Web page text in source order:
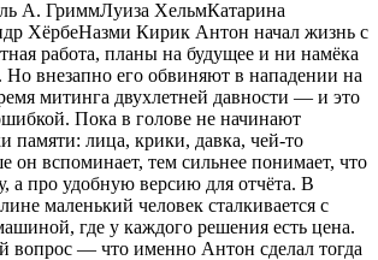
А. ГриммЛуиза ХельмКатарина
ХёрбеНазми Кирик Антон начал жизнь с
работа, планы на будущее и ни намёка
внезапно его обвиняют в нападении на
митинга двухлетней давности — и это
Пока в голове не начинают
памяти: лица, крики, давка, чей-то
он вспоминает, тем сильнее понимает, что
а про удобную версию для отчёта. В
маленький человек сталкивается с
где у каждого решения есть цена.
— что именно Антон сделал тогда